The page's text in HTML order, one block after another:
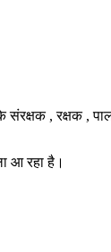
, रक्षक ,
आ रहा है।